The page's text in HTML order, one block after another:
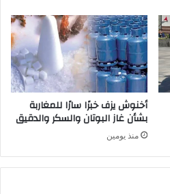
أخنوش يزف خبرًا سارًا للمغاربة
بشأن غاز البوتان والسكر والدقيق
منذ يومين